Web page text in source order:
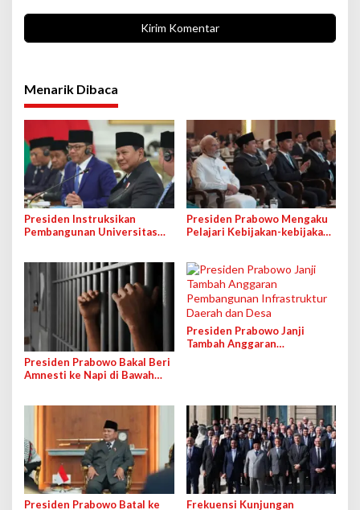
Menarik Dibaca
Presiden Instruksikan
Pembangunan Universitas
Presiden Prabowo Mengaku
Pelajari Kebijakan-kebijakan
Presiden Prabowo Bakal Beri
Amnesti ke Napi di Bawah
Presiden Prabowo Janji
Tambah Anggaran
Presiden Prabowo Batal ke
Frekuensi Kunjungan